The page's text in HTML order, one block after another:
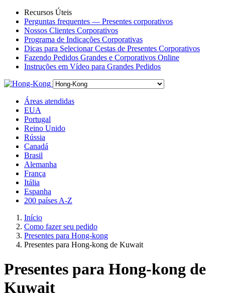
Recursos Úteis
Perguntas frequentes — Presentes corporativos
Nossos Clientes Corporativos
Programa de Indicações Corporativas
Dicas para Selecionar Cestas de Presentes Corporativos
Fazendo Pedidos Grandes e Corporativos Online
Instruções em Vídeo para Grandes Pedidos
Áreas atendidas
EUA
Portugal
Reino Unido
Rússia
Canadá
Brasil
Alemanha
França
Itália
Espanha
200 países A-Z
Início
Como fazer seu pedido
Presentes para Hong-kong
Presentes para Hong-kong de Kuwait
Presentes para Hong-kong de
Kuwait